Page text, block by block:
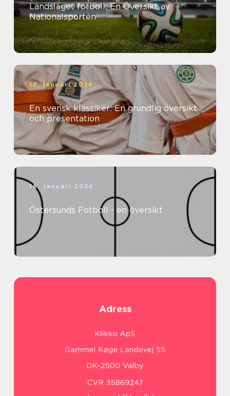
Landslaget fotboll: En Översikt av
Nationalsporten
17. januari 2024
En svensk klassiker: En grundlig översikt
och presentation
16. januari 2024
Östersunds Fotboll - en översikt
Adress